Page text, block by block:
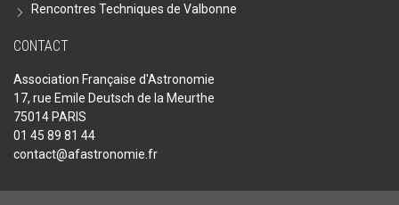
Rencontres Techniques de Valbonne
CONTACT
Association Française d'Astronomie
17, rue Emile Deutsch de la Meurthe
75014 PARIS
01 45 89 81 44
contact@afastronomie.fr